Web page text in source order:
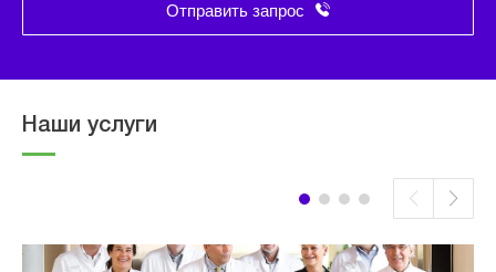
Отправить запрос
Наши услуги